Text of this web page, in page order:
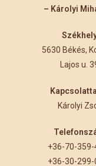
– Károlyi
5630 Békés,
Lajos u.
Károlyi
+36-70-359-
+36-30-299-